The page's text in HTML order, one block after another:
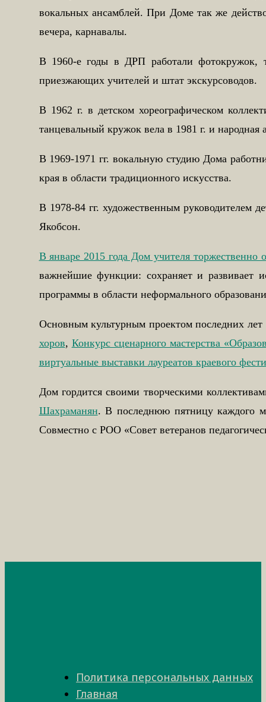
вокальных ансамблей. При Доме так же
вечера, карнавалы.
В 1960-е годы в ДРП работали фотокружок,
приезжающих учителей и штат экскурсоводов.
В 1962 г. в детском хореографическом
танцевальный кружок вела в 1981 г. и
В 1969-1971 гг. вокальную студию Дома
края в области традиционного искусства.
В 1978-84 гг. художественным руководителем
Якобсон.
В январе 2015 года Дом учителя торжественно
важнейшие функции: сохраняет и развивает
программы в области неформального
Основным культурным проектом последних лет
хоров, Конкурс сценарного мастерства
виртуальные выставки лауреатов краевого
Дом гордится своими творческими
Шахраманян. В последнюю пятницу каждого
Совместно с РОО «Совет ветеранов
Политика персональных данных
Главная